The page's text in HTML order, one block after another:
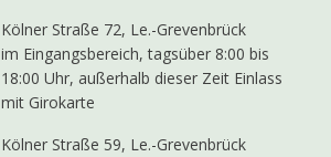
Kölner Straße 72, Le.-Grevenbrück
im Eingangsbereich, tagsüber 8:00 bis
18:00 Uhr, außerhalb dieser Zeit Einlass
mit Girokarte
Kölner Straße 59, Le.-Grevenbrück